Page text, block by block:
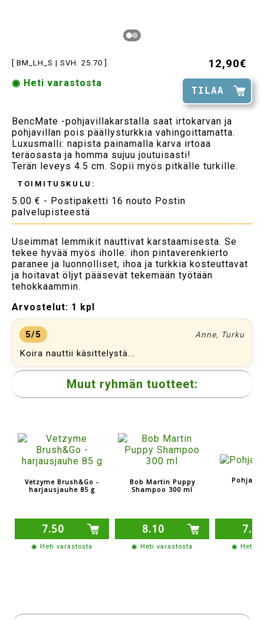
[ BM_LH_S | SVH. 25.70 ] 12,90€
TILAA
◉ Heti varastosta
BencMate -pohjavillakarstalla saat irtokarvan ja
pohjavillan pois päällysturkkia vahingoittamatta.
Luxusmalli: napista painamalla karva irtoaa
teräosasta ja homma sujuu joutuisasti!
Terän leveys 4.5 cm. Sopii myös pitkälle turkille.
TOIMITUSKULU:
5.00 € - Postipaketti 16 nouto Postin
palvelupisteestä
Useimmat lemmikit nauttivat karstaamisesta. Se
tekee hyvää myös iholle: ihon pintaverenkierto
paranee ja luonnolliset, ihoa ja turkkia kosteuttavat
ja hoitavat öljyt pääsevät tekemään työtään
tehokkaammin.
Arvostelut: 1 kpl
5/5 Anne, Turku
Koira nauttii käsittelystä...
Muut ryhmän tuotteet:
Vetzyme Brush&Go -
harjausjauhe 85 g
7.50
◉ Heti varastosta
Bob Martin Puppy
Shampoo 300 ml
8.10
◉ Heti varastosta
7.80
◉ Heti